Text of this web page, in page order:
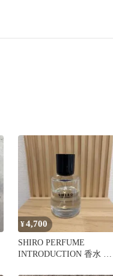
¥4,700
SHIRO PERFUME
INTRODUCTION 香水 残